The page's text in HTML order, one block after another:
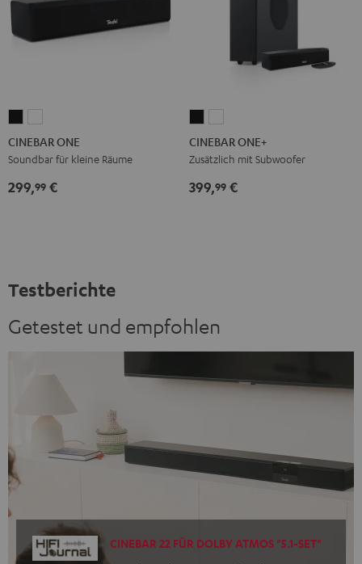
ONE
Black
ONE
White
CINEBAR ONE
Soundbar für kleine Räume
299,99 €
ONE+
Black
ONE+
White
CINEBAR ONE+
Zusätzlich mit Subwoofer
399,99 €
Testberichte
Getestet und empfohlen
CINEBAR 22 FÜR DOLBY ATMOS "5.1-SET"